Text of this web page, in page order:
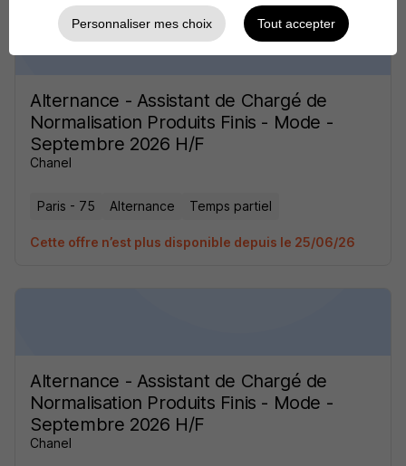
Alternance - Assistant de Chargé de
Normalisation Produits Finis - Mode -
Septembre 2026 H/F
Chanel
Paris - 75 Alternance Temps partiel
Cette offre n’est plus disponible depuis le 25/06/26
Alternance - Assistant de Chargé de
Normalisation Produits Finis - Mode -
Septembre 2026 H/F
Chanel
Personnaliser mes choix Tout accepter